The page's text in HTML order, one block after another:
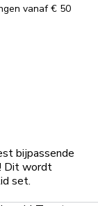
vanaf € 50
bijpassende
Dit wordt
set.